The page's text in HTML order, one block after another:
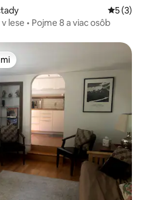
5 (3)
lese • Pojme 8 a viac osôb